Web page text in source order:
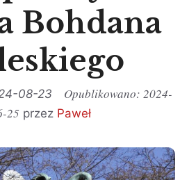
Bohdana
08-23
2024-
25 przez Paweł